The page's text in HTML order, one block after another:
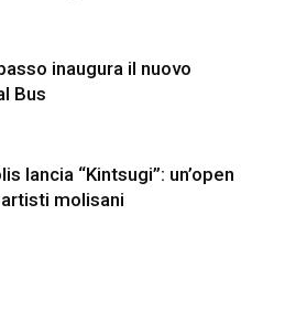
inaugura il nuovo
Bus
lancia “Kintsugi”: un’open
molisani